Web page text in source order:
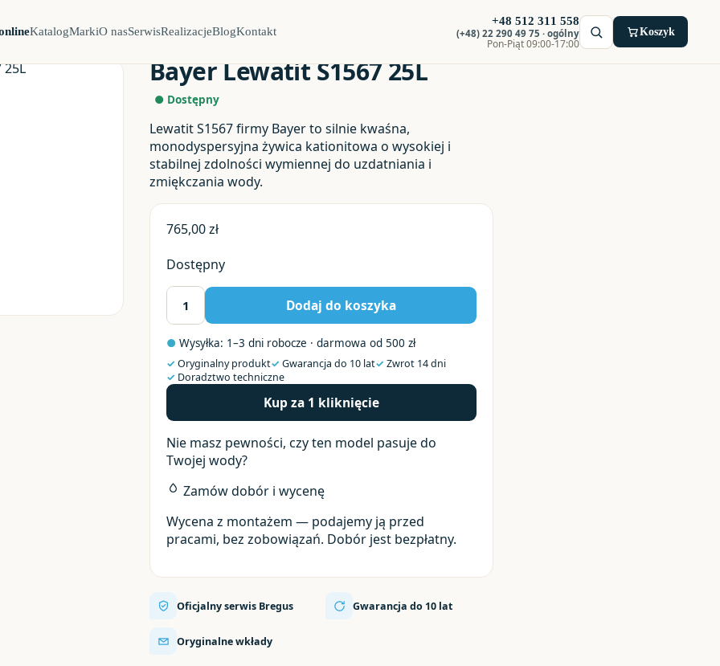
KatalogMarkiO nasSerwisRealizacjeBlogKontakt
+48 512 311 558
(+48) 22 290 49 75 · ogólny
Pon-Piąt 09:00-17:00
Koszyk
Lewatit S1567 25L
Bayer Lewatit S1567 25L
● Dostępny
Lewatit S1567 firmy Bayer to silnie kwaśna,
monodyspersyjna żywica kationitowa o wysokiej i
stabilnej zdolności wymiennej do uzdatniania i
zmiękczania wody.
765,00zł
Dostępny
ilość
Bayer
Lewatit
S1567
25L
Dodaj do koszyka
● Wysyłka: 1–3 dni robocze · darmowa od 500 zł
✓ Oryginalny produkt✓ Gwarancja do 10 lat✓ Zwrot 14 dni
✓ Doradztwo techniczne
Kup za 1 kliknięcie
Nie masz pewności, czy ten model pasuje do
Twojej wody?
Zamów dobór i wycenę
Wycena z montażem — podajemy ją przed
pracami, bez zobowiązań. Dobór jest bezpłatny.
Oficjalny serwis Bregus Gwarancja do 10 lat
Oryginalne wkłady